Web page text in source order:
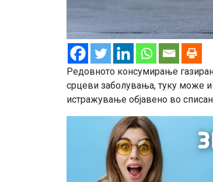
Редовното консумирање
срцеви заболувања, туку може и
истражување објавено во